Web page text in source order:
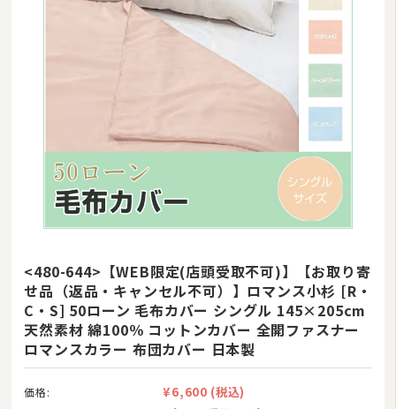
<480-644>【WEB限定(店頭受取不可)】【お取り寄
せ品（返品・キャンセル不可）】ロマンス小杉 [R・
C・S] 50ローン 毛布カバー シングル 145×205cm
天然素材 綿100％ コットンカバー 全開ファスナー
ロマンスカラー 布団カバー 日本製
価格: ¥6,600 (税込)